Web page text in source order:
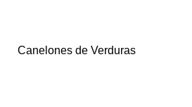
Canelones de Verduras